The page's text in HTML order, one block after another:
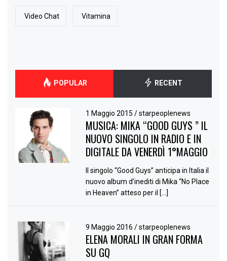
Video Chat Vitamina
POPULAR RECENT
1 Maggio 2015/ starpeoplenews
MUSICA: MIKA “GOOD GUYS ” IL
NUOVO SINGOLO IN RADIO E IN
DIGITALE DA VENERDÌ 1°MAGGIO
Il singolo “Good Guys” anticipa in Italia il
nuovo album d’inediti di Mika “No Place
in Heaven” atteso per il […]
9 Maggio 2016/ starpeoplenews
ELENA MORALI IN GRAN FORMA
SU GQ